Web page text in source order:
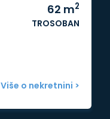
62 m2
TROSOBAN
Više o nekretnini >